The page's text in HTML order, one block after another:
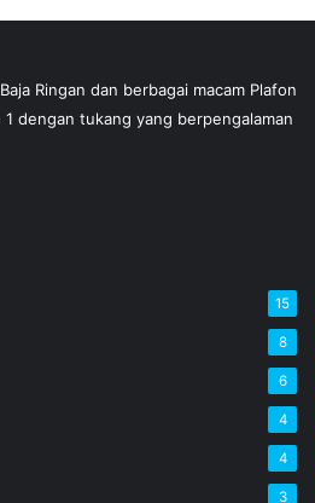
Ringan dan berbagai macam Plafon
dengan tukang yang berpengalaman
15
8
6
4
4
3